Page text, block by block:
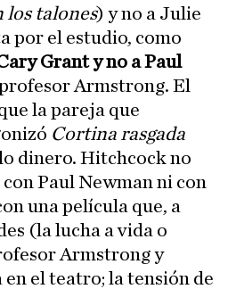
los talones) y no a Julie
por el estudio, como
Grant y no a Paul
Armstrong. El
la pareja que
Cortina rasgada
dinero. Hitchcock no
Paul Newman ni con
una película que, a
(la lucha a vida o
Armstrong y
en el teatro; la tensión de